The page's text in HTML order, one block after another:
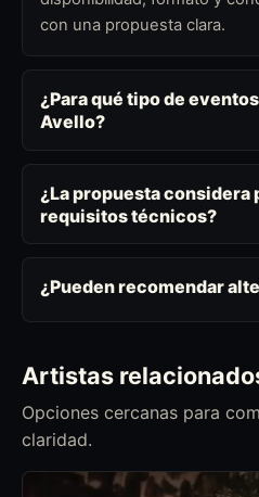
con una propuesta clara.
¿Para qué tipo de
Avello?
¿La propuesta
requisitos técnicos?
¿Pueden recomendar
Artistas
Opciones cercanas para
claridad.